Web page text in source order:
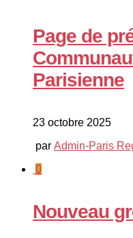
Page de
Parisienne
23 octobre 2025
par Admin-Paris
0
Nouveau